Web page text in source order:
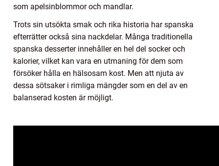
som apelsinblommor och mandlar.
Trots sin utsökta smak och rika historia har spanska
efterrätter också sina nackdelar. Många traditionella
spanska desserter innehåller en hel del socker och
kalorier, vilket kan vara en utmaning för dem som
försöker hålla en hälsosam kost. Men att njuta av
dessa sötsaker i rimliga mängder som en del av en
balanserad kosten är möjligt.